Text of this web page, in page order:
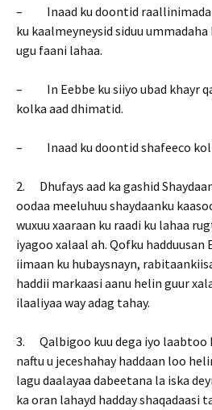
– Inaad ku doontid raallinimada
ku kaalmeyneysid siduu
ugu faani lahaa.
– In Eebbe ku siiyo ubad khayr
kolka aad dhimatid.
– Inaad ku doontid shafeeco
2. Dhufays aad ka gashid
oodaa meeluhuu shaydaanku
wuxuu xaaraan ku raadi ku lahaa
iyagoo xalaal ah. Qofku hadduusan
iimaan ku hubaysnayn,
haddii markaasi aanu helin guur
ilaaliyaa way adag tahay.
3. Qalbigoo kuu dega iyo laabtoo
naftu u jeceshahay haddaan loo
lagu daalayaa dabeetana la iska
ka oran lahayd hadday shaqadaasi